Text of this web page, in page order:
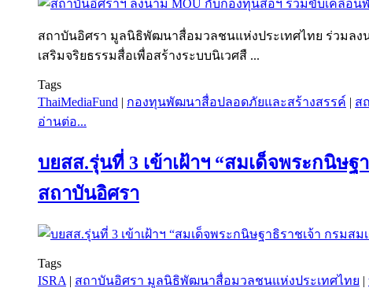
สถาบันอิศรา มูลนิธิพัฒนาสื่อมวลชนแห่งประเทศไทย ร่วมล
เสริมจริยธรรมสื่อเพื่อสร้างระบบนิเวศสื ...
Tags
ThaiMediaFund | กองทุนพัฒนาสื่อปลอดภัยและสร้างสรรค์ | ส
อ่านต่อ...
บยสส.รุ่นที่ 3 เข้าเฝ้าฯ “สมเด็จพระกนิษ
สถาบันอิศรา
Tags
ISRA | สถาบันอิศรา มูลนิธิพัฒนาสื่อมวลชนแห่งประเทศไทย |